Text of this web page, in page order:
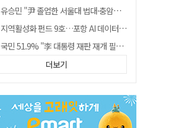
유승민 "尹 졸업한 서울대 법대·충암고도 없애야"…李 육사 통합 직격
지역활성화 펀드 9호…포항 AI 데이터센터에 6천억 투입
국민 51.9% "李 대통령 재판 재개 필요하다"
경북 영천시, 9월부터 11월까지 반값 여행 혜택 제공
아쉬운 태클
'솔리다임 IPO 추진설' SK하이닉스, 주가 9% 급락
더보기